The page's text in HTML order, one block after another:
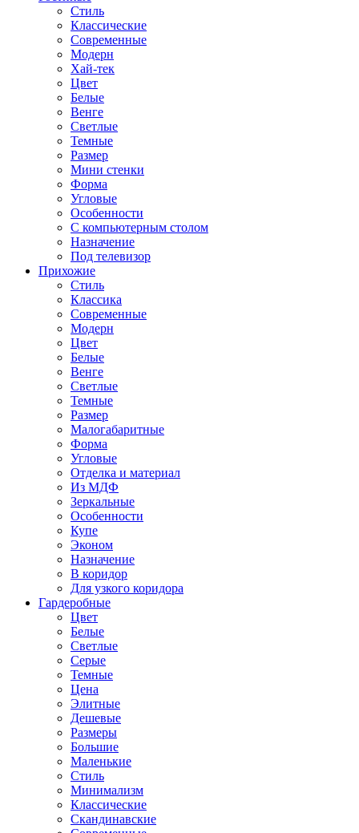
Стиль
Классические
Современные
Модерн
Хай-тек
Цвет
Белые
Венге
Светлые
Темные
Размер
Мини стенки
Форма
Угловые
Особенности
С компьютерным столом
Назначение
Под телевизор
Прихожие
Стиль
Классика
Современные
Модерн
Цвет
Белые
Венге
Светлые
Темные
Размер
Малогабаритные
Форма
Угловые
Отделка и материал
Из МДФ
Зеркальные
Особенности
Купе
Эконом
Назначение
В коридор
Для узкого коридора
Гардеробные
Цвет
Белые
Светлые
Серые
Темные
Цена
Элитные
Дешевые
Размеры
Большие
Маленькие
Стиль
Минимализм
Классические
Скандинавские